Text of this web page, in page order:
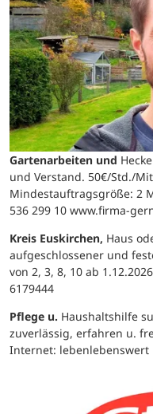
Gartenarbeiten und
und Verstand. 50€/Std./
Mindestauftragsgröße: 2
536 299 10 www.firma-
Kreis Euskirchen, Haus
aufgeschlossener und
von 2, 3, 8, 10 ab
6179444
Pflege u. Haushaltshilfe
zuverlässig, erfahren u.
Internet: lebenlebenswert